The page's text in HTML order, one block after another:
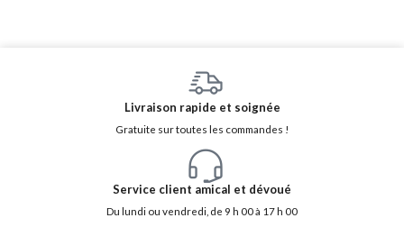
Livraison rapide et soignée
Gratuite sur toutes les commandes !
Service client amical et dévoué
Du lundi ou vendredi, de 9 h 00 à 17 h 00